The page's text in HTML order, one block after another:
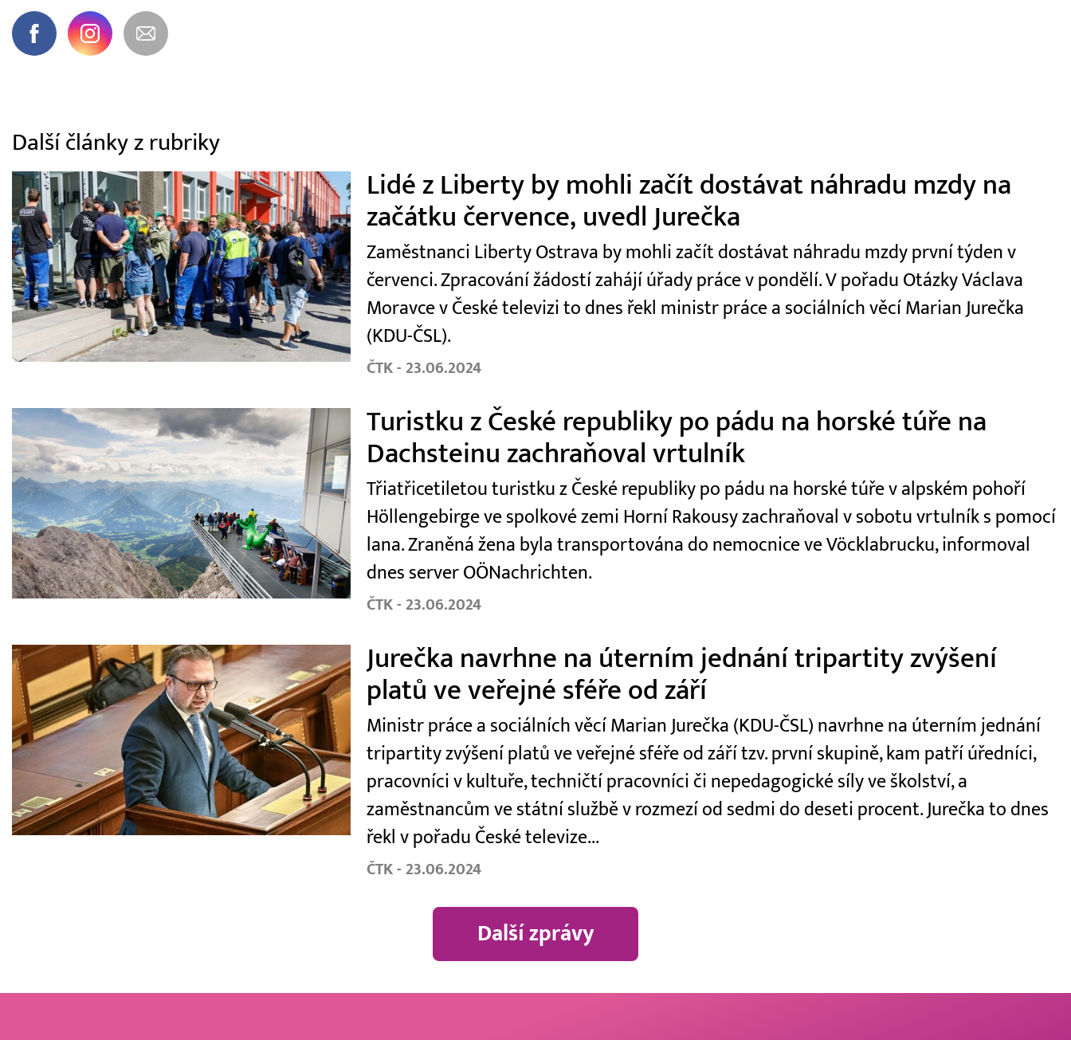
Další články z rubriky
Lidé z Liberty by mohli začít dostávat náhradu mzdy na
začátku července, uvedl Jurečka
Zaměstnanci Liberty Ostrava by mohli začít dostávat náhradu mzdy první týden v
červenci. Zpracování žádostí zahájí úřady práce v pondělí. V pořadu Otázky Václava
Moravce v České televizi to dnes řekl ministr práce a sociálních věcí Marian Jurečka
(KDU-ČSL).
ČTK - 23.06.2024
Turistku z České republiky po pádu na horské túře na
Dachsteinu zachraňoval vrtulník
Třiatřicetiletou turistku z České republiky po pádu na horské túře v alpském pohoří
Höllengebirge ve spolkové zemi Horní Rakousy zachraňoval v sobotu vrtulník s pomocí
lana. Zraněná žena byla transportována do nemocnice ve Vöcklabrucku, informoval
dnes server OÖNachrichten.
ČTK - 23.06.2024
Jurečka navrhne na úterním jednání tripartity zvýšení
platů ve veřejné sféře od září
Ministr práce a sociálních věcí Marian Jurečka (KDU-ČSL) navrhne na úterním jednání
tripartity zvýšení platů ve veřejné sféře od září tzv. první skupině, kam patří úředníci,
pracovníci v kultuře, techničtí pracovníci či nepedagogické síly ve školství, a
zaměstnancům ve státní službě v rozmezí od sedmi do deseti procent. Jurečka to dnes
řekl v pořadu České televize...
ČTK - 23.06.2024
Další zprávy